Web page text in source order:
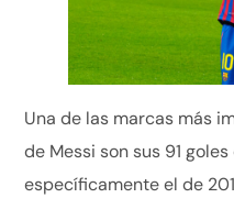
Una de las marcas más
de Messi son sus 91
específicamente el de